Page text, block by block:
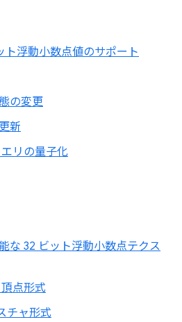
ト浮動小数点値のサポート
の変更
新
リの量子化
な 32 ビット浮動小数点テクス
点形式
チャ形式